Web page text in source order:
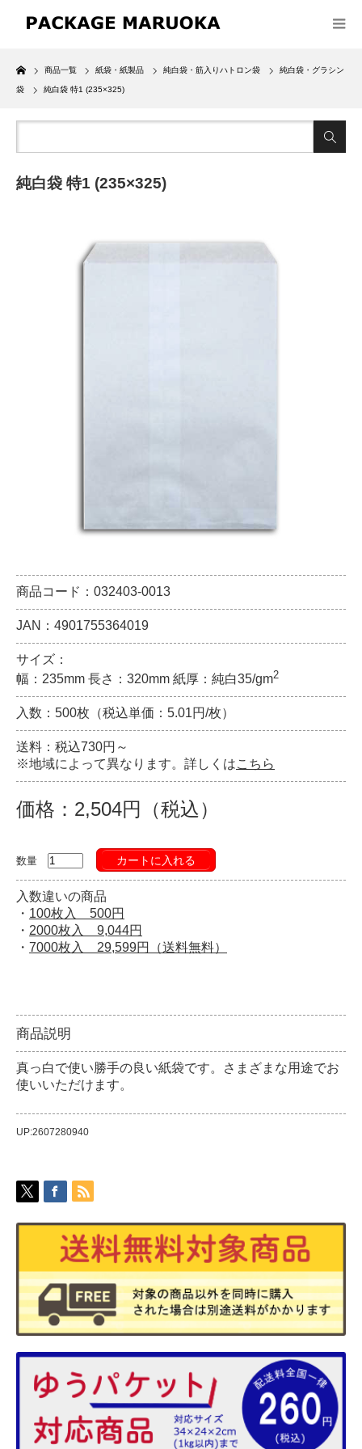
Home
商品一覧 紙袋・紙製品 純白袋・筋入りハトロン袋 純白袋・グラシン
袋 純白袋 特1 (235×325)
純白袋 特1 (235×325)
商品コード：032403-0013
JAN：4901755364019
サイズ：
幅：235mm 長さ：320mm 紙厚：純白35/gm2
入数：500枚（税込単価：5.01円/枚）
送料：税込730円～
※地域によって異なります。詳しくはこちら
価格：2,504円（税込）
数量 カートに入れる
入数違いの商品
・ 100枚入 500円
・ 2000枚入 9,044円
・ 7000枚入 29,599円（送料無料）
商品説明
真っ白で使い勝手の良い紙袋です。さまざまな用途でお
使いいただけます。
UP:2607280940